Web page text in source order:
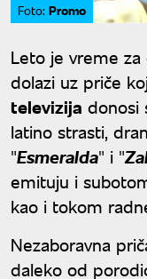
Foto: Promo
Leto je vreme za
dolazi uz priče
televizija donosi
latino strasti,
"Esmeralda" i "
emituju i
kao i tokom
Nezaboravna
daleko od